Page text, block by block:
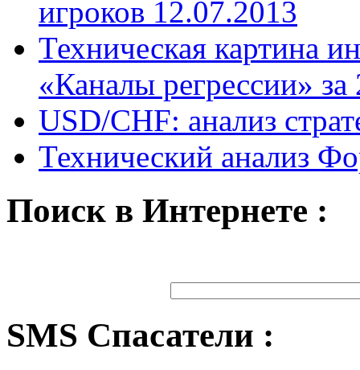
игроков 12.07.2013
Техническая картина
«Каналы регрессии» за
USD/CHF: анализ
Технический анализ
Поиск в Интернете :
SMS Спасатели :